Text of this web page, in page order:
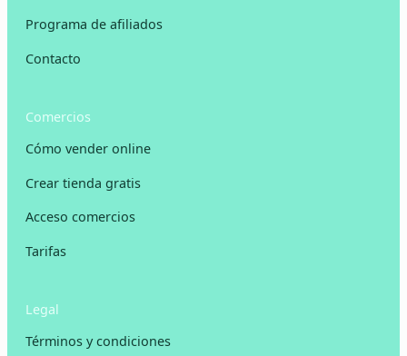
Programa de afiliados
Contacto
Comercios
Cómo vender online
Crear tienda gratis
Acceso comercios
Tarifas
Legal
Términos y condiciones